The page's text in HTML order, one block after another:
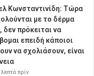
Κωνσταντινίδη: Τώρα
με το δέρμα
δεν πρόκειται να
επειδή κάποιοι
να σχολιάσουν, είναι
λεπτά πρίν